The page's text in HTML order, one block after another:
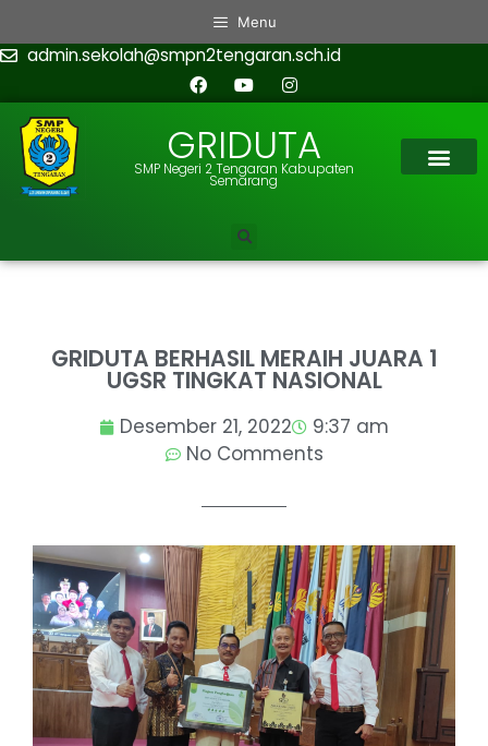
Menu
admin.sekolah@smpn2tengaran.sch.id
GRIDUTA
SMP Negeri 2 Tengaran Kabupaten
Semarang
GRIDUTA BERHASIL MERAIH JUARA 1
UGSR TINGKAT NASIONAL
Desember 21, 2022
9:37 am
No Comments